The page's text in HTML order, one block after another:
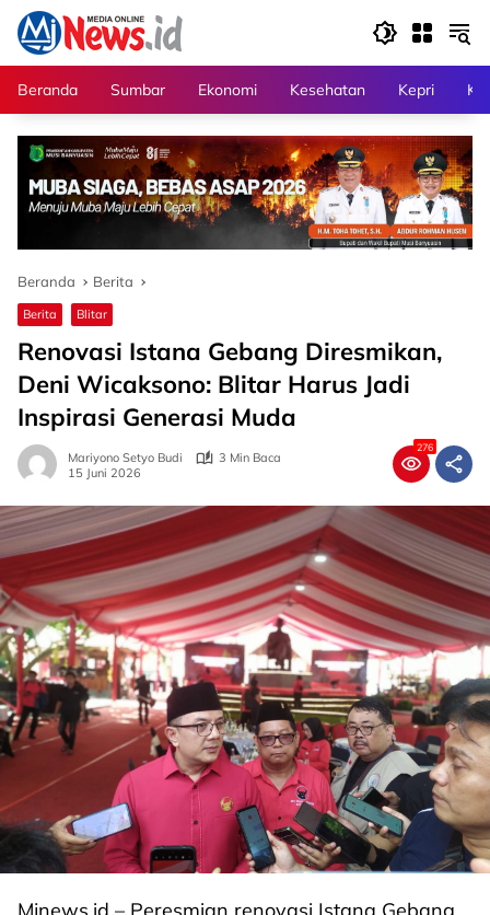
Langsung
konten
Beranda
Sumbar Ekonomi Kesehatan Kepri
Beranda Berita
Berita Blitar
Renovasi Istana Gebang Diresmikan,
Deni Wicaksono: Blitar Harus Jadi
Inspirasi Generasi Muda
Mariyono Setyo Budi
3 Min Baca
15 Juni 2026
276